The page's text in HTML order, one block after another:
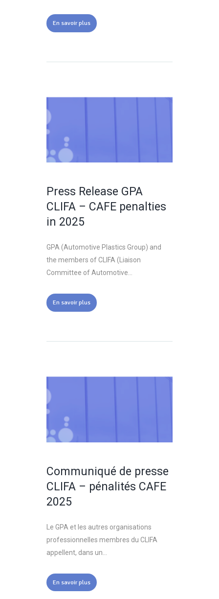
En savoir plus
Press Release GPA
CLIFA – CAFE penalties
in 2025
GPA (Automotive Plastics Group) and
the members of CLIFA (Liaison
Committee of Automotive...
En savoir plus
Communiqué de presse
CLIFA – pénalités CAFE
2025
Le GPA et les autres organisations
professionnelles membres du CLIFA
appellent, dans un...
En savoir plus